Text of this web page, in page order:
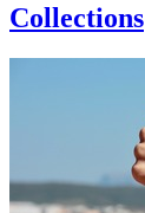
Collections